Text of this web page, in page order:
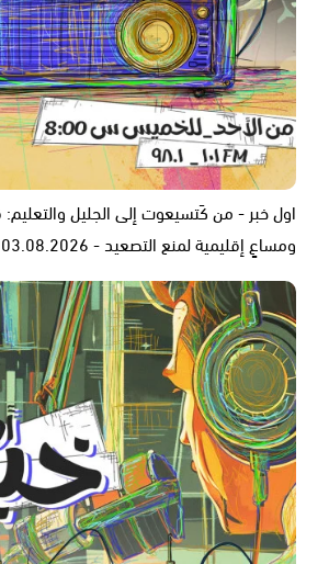
اول خبر - من كَتسيعوت إلى الجليل والتعليم:
ومساعٍ إقليمية لمنع التصعيد - 03.08.2026